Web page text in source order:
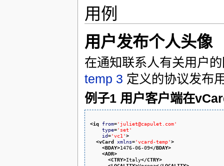
用例
用户发布个人头像
在通知联系人有关用户
temp 3 定义的协议发布
例子1 用户客户端在
<iq from='juliet@capulet.com'
type='set'
id='vc1'>
<vCard xmlns='vcard-temp'>
<BDAY>1476-06-09</BDAY>
<ADR>
<CTRY>Italy</CTRY>